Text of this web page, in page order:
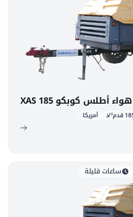
قدم³/د أمريكا
ساعات قليلة